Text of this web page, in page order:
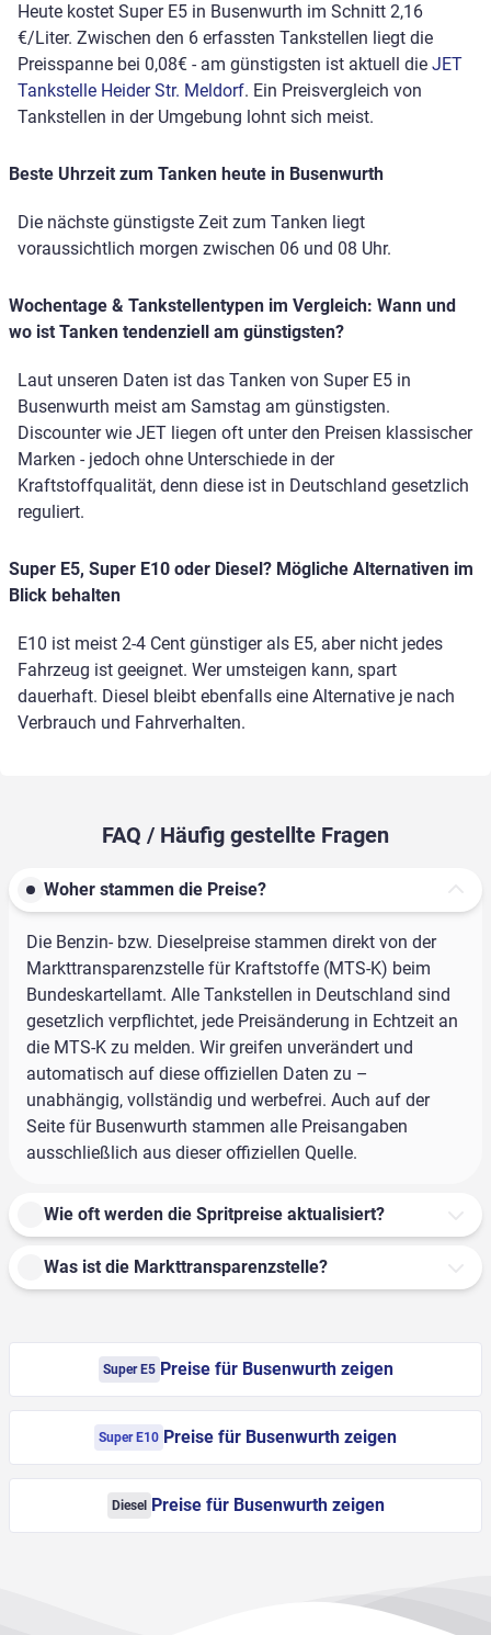
Heute kostet Super E5 in Busenwurth im Schnitt 2,16
€/Liter. Zwischen den 6 erfassten Tankstellen liegt die
Preisspanne bei 0,08€ - am günstigsten ist aktuell die JET
Tankstelle Heider Str. Meldorf. Ein Preisvergleich von
Tankstellen in der Umgebung lohnt sich meist.
Beste Uhrzeit zum Tanken heute in Busenwurth
Die nächste günstigste Zeit zum Tanken liegt
voraussichtlich morgen zwischen 06 und 08 Uhr.
Wochentage & Tankstellentypen im Vergleich: Wann und
wo ist Tanken tendenziell am günstigsten?
Laut unseren Daten ist das Tanken von Super E5 in
Busenwurth meist am Samstag am günstigsten.
Discounter wie JET liegen oft unter den Preisen klassischer
Marken - jedoch ohne Unterschiede in der
Kraftstoffqualität, denn diese ist in Deutschland gesetzlich
reguliert.
Super E5, Super E10 oder Diesel? Mögliche Alternativen im
Blick behalten
E10 ist meist 2-4 Cent günstiger als E5, aber nicht jedes
Fahrzeug ist geeignet. Wer umsteigen kann, spart
dauerhaft. Diesel bleibt ebenfalls eine Alternative je nach
Verbrauch und Fahrverhalten.
FAQ / Häufig gestellte Fragen
Woher stammen die Preise?
Die Benzin- bzw. Dieselpreise stammen direkt von der
Markttransparenzstelle für Kraftstoffe (MTS-K) beim
Bundeskartellamt. Alle Tankstellen in Deutschland sind
gesetzlich verpflichtet, jede Preisänderung in Echtzeit an
die MTS-K zu melden. Wir greifen unverändert und
automatisch auf diese offiziellen Daten zu –
unabhängig, vollständig und werbefrei. Auch auf der
Seite für Busenwurth stammen alle Preisangaben
ausschließlich aus dieser offiziellen Quelle.
Wie oft werden die Spritpreise aktualisiert?
Was ist die Markttransparenzstelle?
Super E5 Preise für Busenwurth zeigen
Super E10 Preise für Busenwurth zeigen
Diesel Preise für Busenwurth zeigen